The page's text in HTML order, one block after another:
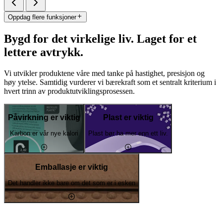
Oppdag flere funksjoner
Bygd for det virkelige liv. Laget for et
lettere avtrykk.
Vi utvikler produktene våre med tanke på hastighet, presisjon og
høy ytelse. Samtidig vurderer vi bærekraft som et sentralt kriterium i
hvert trinn av produktutviklingsprosessen.
Påvirkning er viktig
Karbon er vår nye kalori
Plast er viktig
Plast bør ha mer enn ett liv.
Emballasje er viktig
Det handler ikke bare om det som er i esken